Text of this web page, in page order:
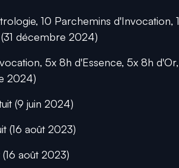
10 Parchemins d'Invocation, 1
décembre 2024)
5x 8h d'Essence, 5x 8h d'Or,
2024)
(9 juin 2024)
(16 août 2023)
août 2023)